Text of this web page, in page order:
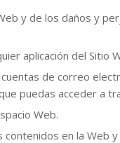
y de los daños y
aplicación del Sitio
de correo
puedas acceder a
Web.
en la